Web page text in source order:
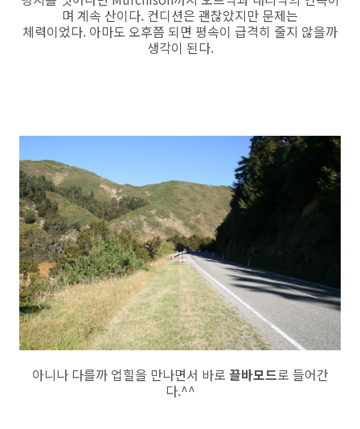
며 계속 산이다. 컨디션은 괜찮았지만 문제는
체력이었다. 아마도 오후쯤 되면 평속이 급격히 줄지 않을까
생각이 된다.
아니나 다를까 업힐을 만나면서 바로 끌바모드로 들어간
다.^^